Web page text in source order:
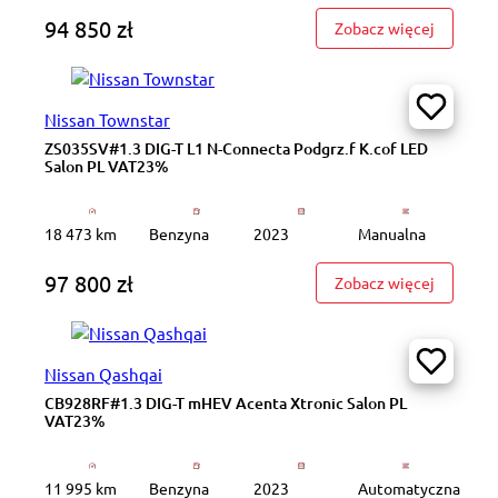
94 850 zł Zobacz więcej
Nissan Townstar
ZS035SV#1.3 DIG-T L1 N-Connecta Podgrz.f K.cof LED
Salon PL VAT23%
18 473 km Benzyna 2023 Manualna
97 800 zł Zobacz więcej
Nissan Qashqai
CB928RF#1.3 DIG-T mHEV Acenta Xtronic Salon PL
VAT23%
11 995 km Benzyna 2023 Automatyczna